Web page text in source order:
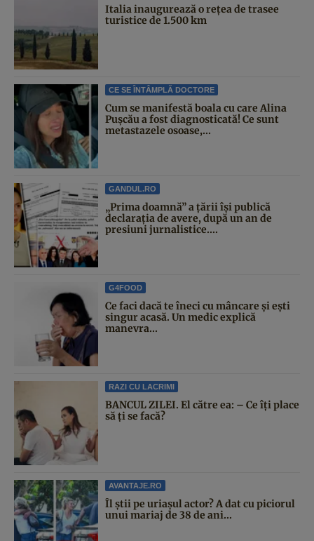
Italia inaugurează o rețea de trasee
turistice de 1.500 km
CE SE ÎNTÂMPLĂ DOCTORE
Cum se manifestă boala cu care Alina
Pușcău a fost diagnosticată! Ce sunt
metastazele osoase,...
GANDUL.RO
„Prima doamnă” a țării își publică
declarația de avere, după un an de
presiuni jurnalistice....
G4FOOD
Ce faci dacă te îneci cu mâncare și ești
singur acasă. Un medic explică
manevra...
RAZI CU LACRIMI
BANCUL ZILEI. El către ea: – Ce îți place
să ți se facă?
AVANTAJE.RO
Îl știi pe uriașul actor? A dat cu piciorul
unui mariaj de 38 de ani...